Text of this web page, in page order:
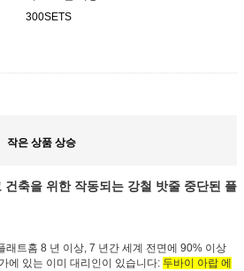
300SETS
작은 상품 상승
건축을 위한 작동되는 강철 밧줄 중단된 플
래트홈 8 년 이상, 7 년간 세계 전면에 90% 이상
에 있는 이미 대리인이 있습니다: 두바이 아랍 에